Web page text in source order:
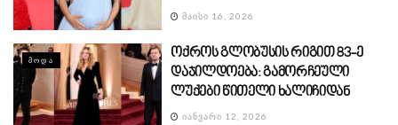
ᲛᲐᲘᲡᲘ 16, 2026
ᲛᲝᲓᲐ
ოქროს გლობუსის რიგით 83-ე
დაჯილდოება: გამორჩეული
ლუქები წითელი ხალიჩიდან
ᲘᲐᲜᲕᲐᲠᲘ 12, 2026